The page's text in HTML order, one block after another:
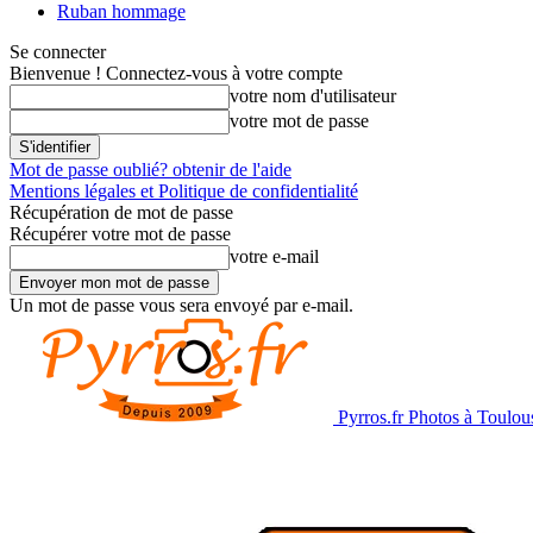
Ruban hommage
Se connecter
Bienvenue ! Connectez-vous à votre compte
votre nom d'utilisateur
votre mot de passe
Mot de passe oublié? obtenir de l'aide
Mentions légales et Politique de confidentialité
Récupération de mot de passe
Récupérer votre mot de passe
votre e-mail
Un mot de passe vous sera envoyé par e-mail.
Pyrros.fr Photos à